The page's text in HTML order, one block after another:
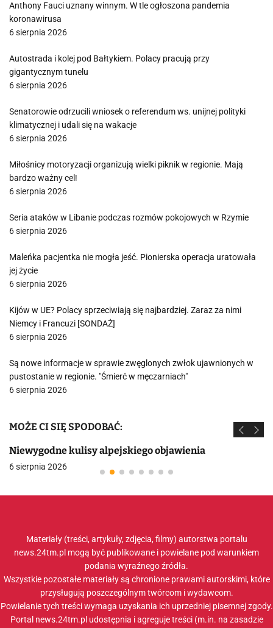
Anthony Fauci uznany winnym. W tle ogłoszona pandemia
koronawirusa
6 sierpnia 2026
Autostrada i kolej pod Bałtykiem. Polacy pracują przy
gigantycznym tunelu
6 sierpnia 2026
Senatorowie odrzucili wniosek o referendum ws. unijnej polityki
klimatycznej i udali się na wakacje
6 sierpnia 2026
Miłośnicy motoryzacji organizują wielki piknik w regionie. Mają
bardzo ważny cel!
6 sierpnia 2026
Seria ataków w Libanie podczas rozmów pokojowych w Rzymie
6 sierpnia 2026
Maleńka pacjentka nie mogła jeść. Pionierska operacja uratowała
jej życie
6 sierpnia 2026
Kijów w UE? Polacy sprzeciwiają się najbardziej. Zaraz za nimi
Niemcy i Francuzi [SONDAŻ]
6 sierpnia 2026
Są nowe informacje w sprawie zwęglonych zwłok ujawnionych w
pustostanie w regionie. "Śmierć w męczarniach"
6 sierpnia 2026
MOŻE CI SIĘ SPODOBAĆ:
Niewygodne kulisy alpejskiego objawienia
6 sierpnia 2026
Materiały (treści, artykuły, zdjęcia, filmy) autorstwa portalu
news.24tm.pl mogą być publikowane i powielane pod warunkiem
podania wyraźnego źródła.
Wszystkie pozostałe materiały są chronione prawami autorskimi, które
przysługują poszczególnym twórcom i wydawcom.
Powielanie tych treści wymaga uzyskania ich uprzedniej pisemnej zgody.
Portal news.24tm.pl udostępnia i agreguje treści (m.in. na zasadzie